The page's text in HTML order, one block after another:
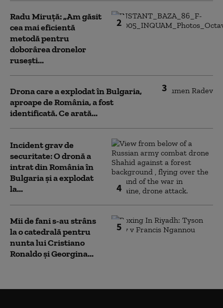
2
Radu Miruță: „Am găsit
cea mai eficientă
metodă pentru
doborârea dronelor
rusești...
3
Drona care a explodat în Bulgaria,
aproape de România, a fost
identificată. Ce arată...
4
Incident grav de
securitate: O dronă a
intrat din România în
Bulgaria şi a explodat
la...
5
Mii de fani s-au strâns
la o catedrală pentru
nunta lui Cristiano
Ronaldo şi Georgina...